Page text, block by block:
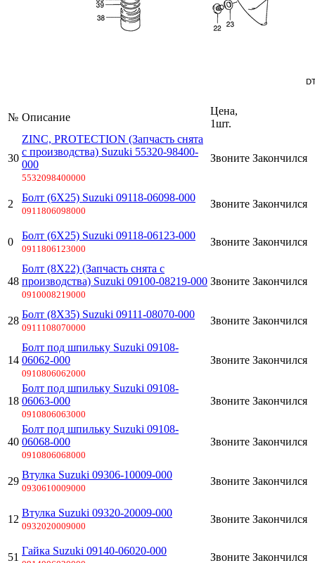
№ Описание
Цена,
1шт.
30
ZINC, PROTECTION (Запчасть снята
с производства) Suzuki 55320-98400-
000
5532098400000
Звоните Закончился
2
Болт (6X25) Suzuki 09118-06098-000
0911806098000
Звоните Закончился
0
Болт (6X25) Suzuki 09118-06123-000
0911806123000
Звоните Закончился
48
Болт (8X22) (Запчасть снята с
производства) Suzuki 09100-08219-000
0910008219000
Звоните Закончился
28
Болт (8X35) Suzuki 09111-08070-000
0911108070000
Звоните Закончился
14
Болт под шпильку Suzuki 09108-
06062-000
0910806062000
Звоните Закончился
18
Болт под шпильку Suzuki 09108-
06063-000
0910806063000
Звоните Закончился
40
Болт под шпильку Suzuki 09108-
06068-000
0910806068000
Звоните Закончился
29
Втулка Suzuki 09306-10009-000
0930610009000
Звоните Закончился
12
Втулка Suzuki 09320-20009-000
0932020009000
Звоните Закончился
51
Гайка Suzuki 09140-06020-000
Звоните Закончился